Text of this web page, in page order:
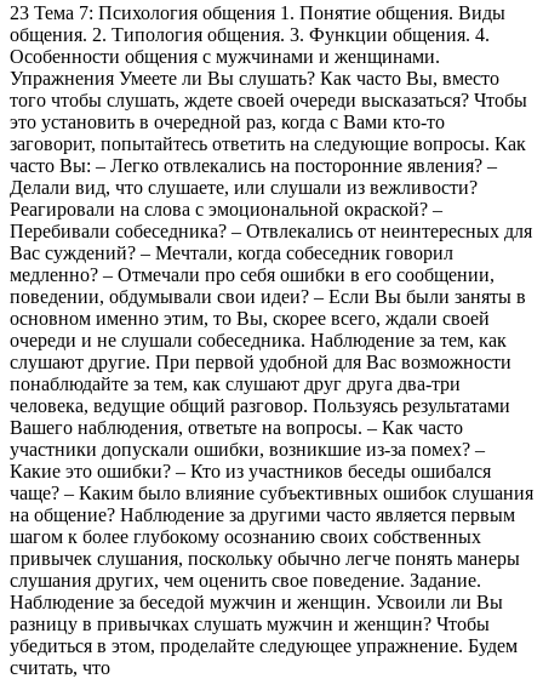
23 Тема 7: Психология общения 1. Понятие общения. Виды
общения. 2. Типология общения. 3. Функции общения. 4.
Особенности общения с мужчинами и женщинами.
Упражнения Умеете ли Вы слушать? Как часто Вы, вместо
того чтобы слушать, ждете своей очереди высказаться? Чтобы
это установить в очередной раз, когда с Вами кто-то
заговорит, попытайтесь ответить на следующие вопросы. Как
часто Вы: – Легко отвлекались на посторонние явления? –
Делали вид, что слушаете, или слушали из вежливости?
Реагировали на слова с эмоциональной окраской? –
Перебивали собеседника? – Отвлекались от неинтересных для
Вас суждений? – Мечтали, когда собеседник говорил
медленно? – Отмечали про себя ошибки в его сообщении,
поведении, обдумывали свои идеи? – Если Вы были заняты в
основном именно этим, то Вы, скорее всего, ждали своей
очереди и не слушали собеседника. Наблюдение за тем, как
слушают другие. При первой удобной для Вас возможности
понаблюдайте за тем, как слушают друг друга два-три
человека, ведущие общий разговор. Пользуясь результатами
Вашего наблюдения, ответьте на вопросы. – Как часто
участники допускали ошибки, возникшие из-за помех? –
Какие это ошибки? – Кто из участников беседы ошибался
чаще? – Каким было влияние субъективных ошибок слушания
на общение? Наблюдение за другими часто является первым
шагом к более глубокому осознанию своих собственных
привычек слушания, поскольку обычно легче понять манеры
слушания других, чем оценить свое поведение. Задание.
Наблюдение за беседой мужчин и женщин. Усвоили ли Вы
разницу в привычках слушать мужчин и женщин? Чтобы
убедиться в этом, проделайте следующее упражнение. Будем
считать, что